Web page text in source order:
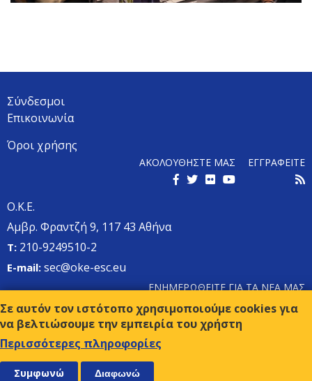
Σύνδεσμοι
Επικοινωνία
Όροι χρήσης
ΑΚΟΛΟΥΘΗΣΤΕ ΜΑΣ ΕΓΓΡΑΦΕΙΤΕ
Ο.Κ.Ε.
Αμβρ. Φραντζή 9, 117 43 Αθήνα
Τ: 210-9249510-2
E-mail: sec@oke-esc.eu
ΕΝΗΜΕΡΩΘΕΙΤΕ ΓΙΑ ΤΑ ΝΕΑ ΜΑΣ
Σε αυτόν τον ιστότοπο χρησιμοποιούμε cookies για
να βελτιώσουμε την εμπειρία του χρήστη
Περισσότερες πληροφορίες
Συμφωνώ Διαφωνώ